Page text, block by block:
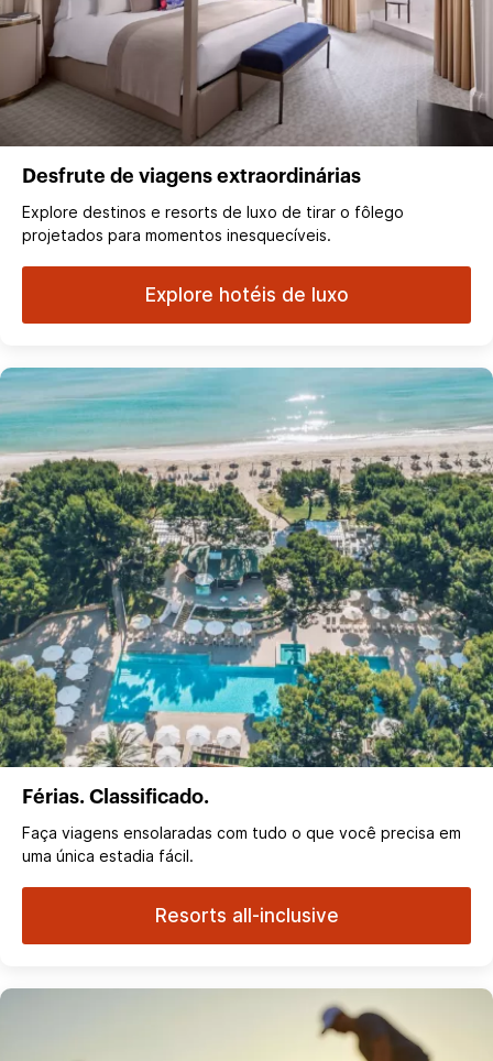
Desfrute de viagens extraordinárias
Explore destinos e resorts de luxo de tirar o fôlego
projetados para momentos inesquecíveis.
Explore hotéis de luxo
Férias. Classificado.
Faça viagens ensolaradas com tudo o que você precisa em
uma única estadia fácil.
Resorts all-inclusive